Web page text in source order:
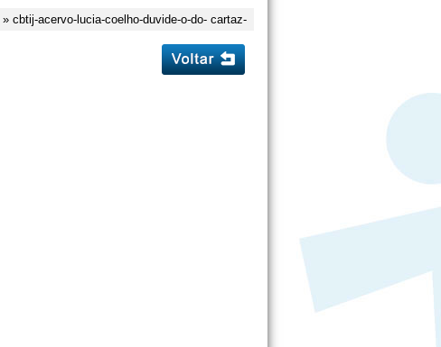
» cbtij-acervo-lucia-coelho-duvide-o-do- cartaz-